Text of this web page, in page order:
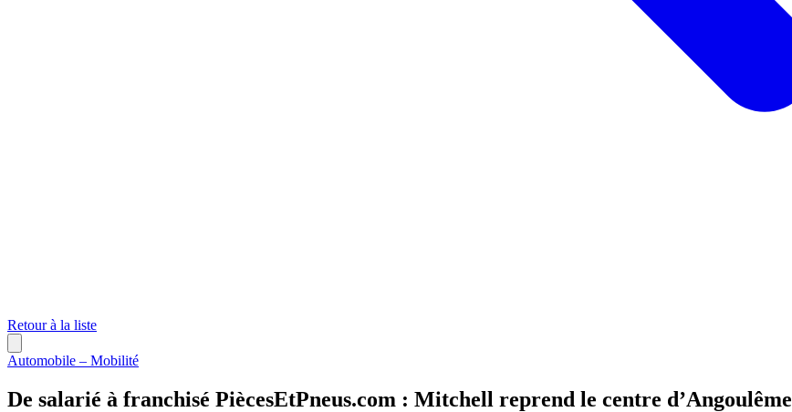
Retour à la liste
Automobile – Mobilité
De salarié à franchisé PiècesEtPneus.com : Mitchell reprend le centre d’Angoulême